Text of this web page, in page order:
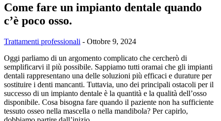
Come fare un impianto dentale quando
c’è poco osso.
Trattamenti professionali - Ottobre 9, 2024
Oggi parliamo di un argomento complicato che cercherò di
semplificarvi il più possibile. Sappiamo tutti oramai che gli impianti
dentali rappresentano una delle soluzioni più efficaci e durature per
sostituire i denti mancanti. Tuttavia, uno dei principali ostacoli per il
successo di un impianto dentale è la quantità e la qualità dell’osso
disponibile. Cosa bisogna fare quando il paziente non ha sufficiente
tessuto osseo nella mascella o nella mandibola? Per capirlo,